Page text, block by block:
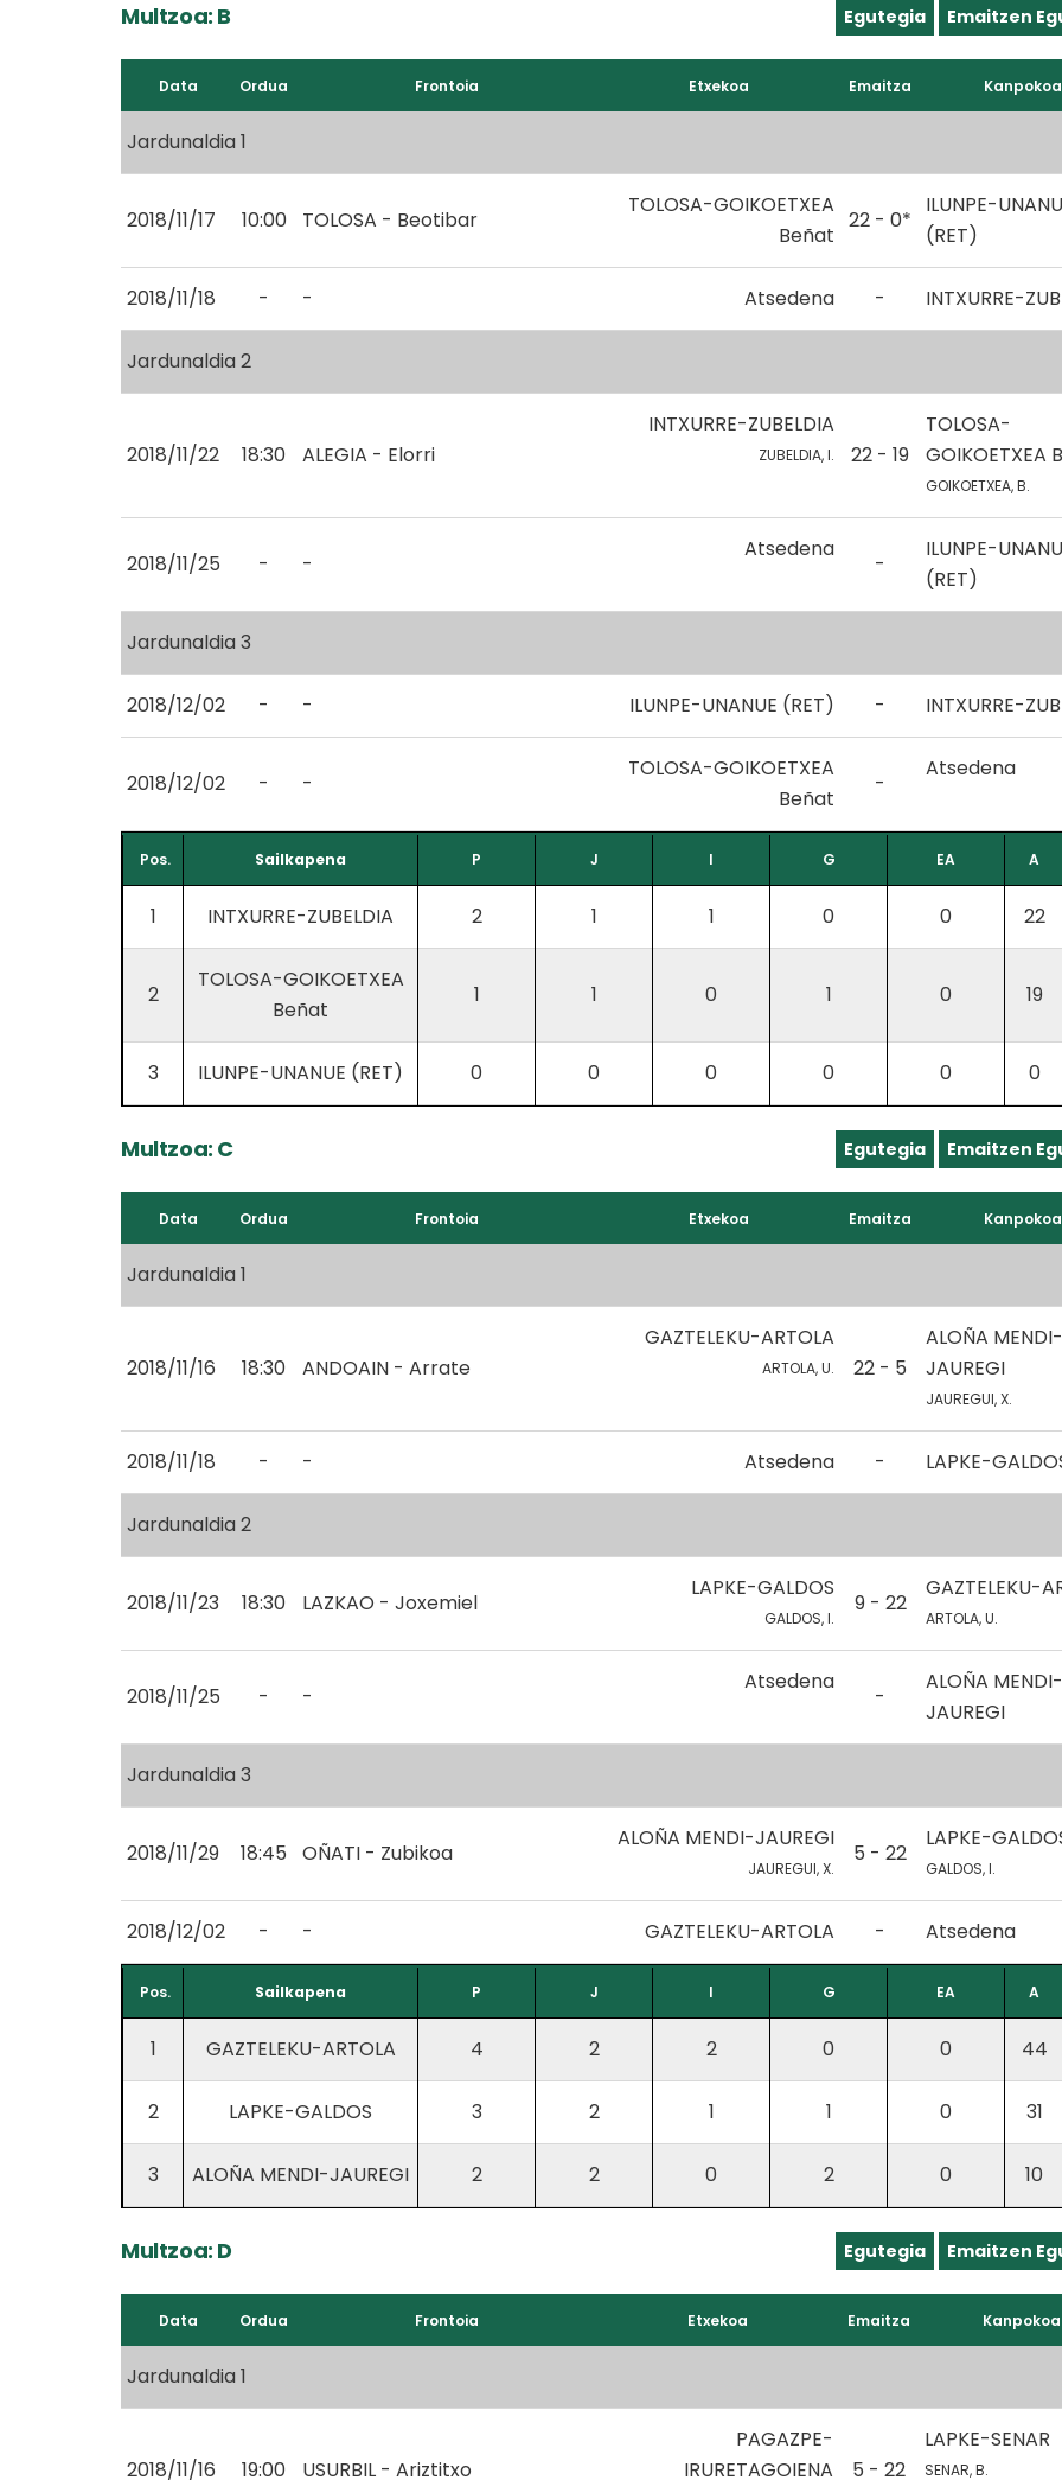
Multzoa: B Egutegia Emaitzen
Data Ordua Frontoia Etxekoa Emaitza Kanpokoa
Jardunaldia 1
2018/11/17 10:00 TOLOSA - Beotibar
TOLOSA-GOIKOETXEA
Beñat
22 - 0*
ILUNPE-
(RET)
2018/11/18 - - Atsedena - INTXURRE-
Jardunaldia 2
2018/11/22 18:30 ALEGIA - Elorri
INTXURRE-ZUBELDIA
ZUBELDIA, I. 22 - 19
TOLOSA-
GOIKOETXEA
GOIKOETXEA, B.
2018/11/25 - -
Atsedena
-
ILUNPE-
(RET)
Jardunaldia 3
2018/12/02 - - ILUNPE-UNANUE (RET) - INTXURRE-
2018/12/02 - -
TOLOSA-GOIKOETXEA
Beñat
-
Atsedena
Pos. Sailkapena P J I G EA A
1 INTXURRE-ZUBELDIA 2 1 1 0 0 22
2
TOLOSA-GOIKOETXEA
Beñat
1 1 0 1 0 19
3 ILUNPE-UNANUE (RET) 0 0 0 0 0 0
Multzoa: C Egutegia Emaitzen
Data Ordua Frontoia Etxekoa Emaitza Kanpokoa
Jardunaldia 1
2018/11/16 18:30 ANDOAIN - Arrate
GAZTELEKU-ARTOLA
ARTOLA, U. 22 - 5
ALOÑA MENDI-
JAUREGI
JAUREGUI, X.
2018/11/18 - - Atsedena - LAPKE-
Jardunaldia 2
2018/11/23 18:30 LAZKAO - Joxemiel
LAPKE-GALDOS
GALDOS, I.
9 - 22
GAZTELEKU-
ARTOLA, U.
2018/11/25 - -
Atsedena
-
ALOÑA MENDI-
JAUREGI
Jardunaldia 3
2018/11/29 18:45 OÑATI - Zubikoa
ALOÑA MENDI-JAUREGI
JAUREGUI, X.
5 - 22
LAPKE-
GALDOS, I.
2018/12/02 - - GAZTELEKU-ARTOLA - Atsedena
Pos. Sailkapena P J I G EA A
1 GAZTELEKU-ARTOLA 4 2 2 0 0 44
2 LAPKE-GALDOS 3 2 1 1 0 31
3 ALOÑA MENDI-JAUREGI 2 2 0 2 0 10
Multzoa: D Egutegia Emaitzen
Data Ordua Frontoia Etxekoa Emaitza Kanpokoa
Jardunaldia 1
2018/11/16 19:00 USURBIL - Ariztitxo
PAGAZPE-
IRURETAGOIENA
5 - 22
LAPKE-SENAR
SENAR, B.